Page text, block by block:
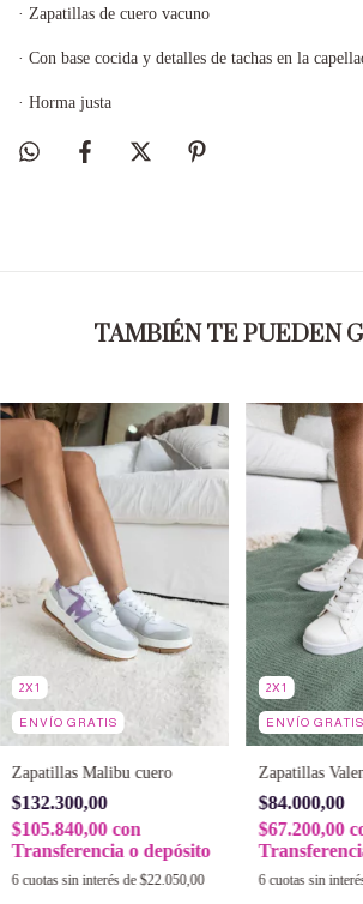
· Zapatillas de cuero vacuno
· Con base cocida y detalles de tachas en la
· Horma justa
TAMBIÉN TE PUEDEN
2X1
ENVÍO GRATIS
Zapatillas Malibu cuero
$132.300,00
$105.840,00con
Transferencia o depósito
6 cuotas sin interés de$22.050,00
2X1
ENVÍO GRATIS
Zapatillas
$84.000,00
$67.200,00
6 cuotas sin